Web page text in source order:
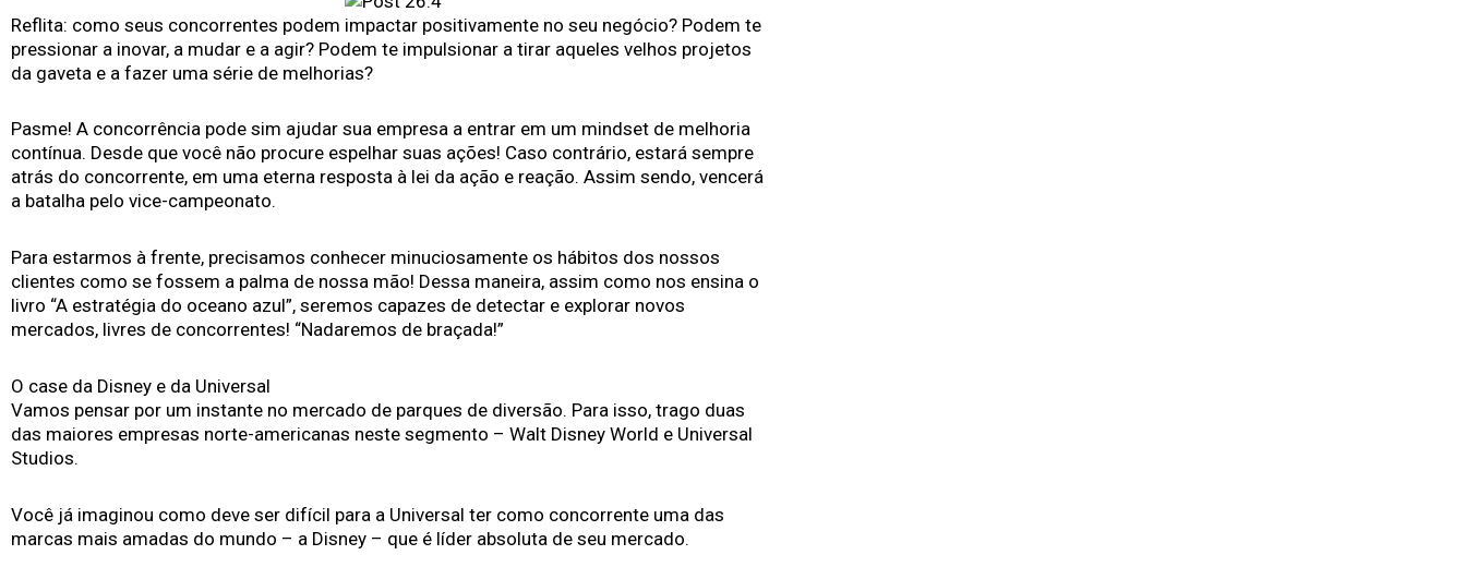
Reflita: como seus concorrentes podem impactar positivamente no seu negócio? Podem te
pressionar a inovar, a mudar e a agir? Podem te impulsionar a tirar aqueles velhos projetos
da gaveta e a fazer uma série de melhorias?
Pasme! A concorrência pode sim ajudar sua empresa a entrar em um mindset de melhoria
contínua. Desde que você não procure espelhar suas ações! Caso contrário, estará sempre
atrás do concorrente, em uma eterna resposta à lei da ação e reação. Assim sendo, vencerá
a batalha pelo vice-campeonato.
Para estarmos à frente, precisamos conhecer minuciosamente os hábitos dos nossos
clientes como se fossem a palma de nossa mão! Dessa maneira, assim como nos ensina o
livro “A estratégia do oceano azul”, seremos capazes de detectar e explorar novos
mercados, livres de concorrentes! “Nadaremos de braçada!”
O case da Disney e da Universal
Vamos pensar por um instante no mercado de parques de diversão. Para isso, trago duas
das maiores empresas norte-americanas neste segmento – Walt Disney World e Universal
Studios.
Você já imaginou como deve ser difícil para a Universal ter como concorrente uma das
marcas mais amadas do mundo – a Disney – que é líder absoluta de seu mercado.